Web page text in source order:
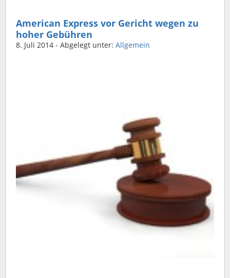
American Express vor Gericht wegen zu
hoher Gebühren
8. Juli 2014 - Abgelegt unter: Allgemein